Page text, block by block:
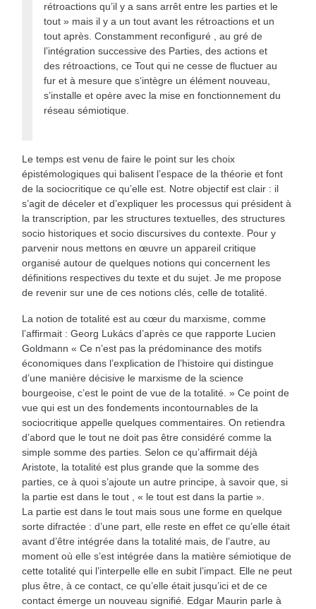
rétroactions qu’il y a sans arrêt entre les parties et le
tout » mais il y a un tout avant les rétroactions et un
tout après. Constamment reconfiguré , au gré de
l’intégration successive des Parties, des actions et
des rétroactions, ce Tout qui ne cesse de fluctuer au
fur et à mesure que s‘intègre un élément nouveau,
s’installe et opère avec la mise en fonctionnement du
réseau sémiotique.
Le temps est venu de faire le point sur les choix
épistémologiques qui balisent l’espace de la théorie et font
de la sociocritique ce qu’elle est. Notre objectif est clair : il
s’agit de déceler et d’expliquer les processus qui président à
la transcription, par les structures textuelles, des structures
socio historiques et socio discursives du contexte. Pour y
parvenir nous mettons en œuvre un appareil critique
organisé autour de quelques notions qui concernent les
définitions respectives du texte et du sujet. Je me propose
de revenir sur une de ces notions clés, celle de totalité.
La notion de totalité est au cœur du marxisme, comme
l’affirmait : Georg Lukács d’après ce que rapporte Lucien
Goldmann « Ce n’est pas la prédominance des motifs
économiques dans l’explication de l’histoire qui distingue
d’une manière décisive le marxisme de la science
bourgeoise, c’est le point de vue de la totalité. » Ce point de
vue qui est un des fondements incontournables de la
sociocritique appelle quelques commentaires. On retiendra
d’abord que le tout ne doit pas être considéré comme la
simple somme des parties. Selon ce qu’affirmait déjà
Aristote, la totalité est plus grande que la somme des
parties, ce à quoi s’ajoute un autre principe, à savoir que, si
la partie est dans le tout , « le tout est dans la partie ».
La partie est dans le tout mais sous une forme en quelque
sorte difractée : d’une part, elle reste en effet ce qu’elle était
avant d’être intégrée dans la totalité mais, de l’autre, au
moment où elle s’est intégrée dans la matière sémiotique de
cette totalité qui l’interpelle elle en subit l’impact. Elle ne peut
plus être, à ce contact, ce qu’elle était jusqu’ici et de ce
contact émerge un nouveau signifié. Edgar Maurin parle à